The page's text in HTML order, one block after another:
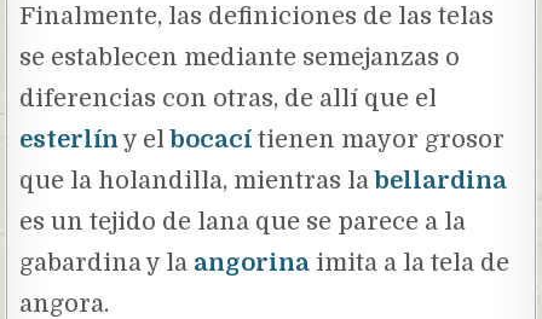
Finalmente, las definiciones de las telas
se establecen mediante semejanzas o
diferencias con otras, de allí que el
esterlín y elbocací tienen mayor grosor
que la holandilla, mientras labellardina
es un tejido de lana que se parece a la
gabardina y la angorina imita a la tela de
angora.